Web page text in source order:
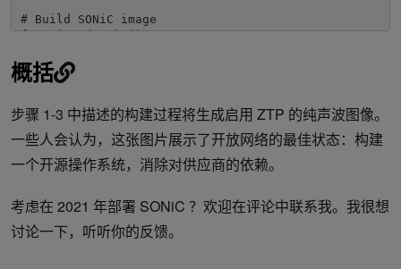
# Build SONiC image
function doMake()
LOGFILE="../logs/${BLDDIR}.log"
echo "time make
target/sonic-mellanox.bin" > "${LOGFILE}"
time make SONIC_BUILD_JOBS=24
checkErrors "fail" "${LOGFILE}"
checkErrors "warning" "${LOGFILE}"
#Helper functions end###
概括
步骤 1-3 中描述的构建过程将生成启用 ZTP 的纯声波图像。
一些人会认为，这张图片展示了开放网络的最佳状态：构建
一个开源操作系统，消除对供应商的依赖。
考虑在 2021 年部署 SONiC ？欢迎在评论中联系我。我很想
讨论一下，听听你的反馈。